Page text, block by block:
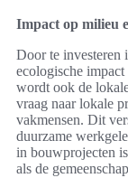
Impact op milieu
Door te investeren
ecologische
wordt ook de
vraag naar lokale
vakmensen. Dit
duurzame
in bouwprojecten
als de